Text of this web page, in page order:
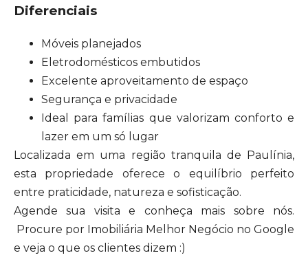
Diferenciais
Móveis planejados
Eletrodomésticos embutidos
Excelente aproveitamento de espaço
Segurança e privacidade
Ideal para famílias que valorizam conforto e
lazer em um só lugar
Localizada em uma região tranquila de Paulínia,
esta propriedade oferece o equilíbrio perfeito
entre praticidade, natureza e sofisticação.
Agende sua visita e conheça mais sobre nós.
Procure por Imobiliária Melhor Negócio no Google
e veja o que os clientes dizem :)